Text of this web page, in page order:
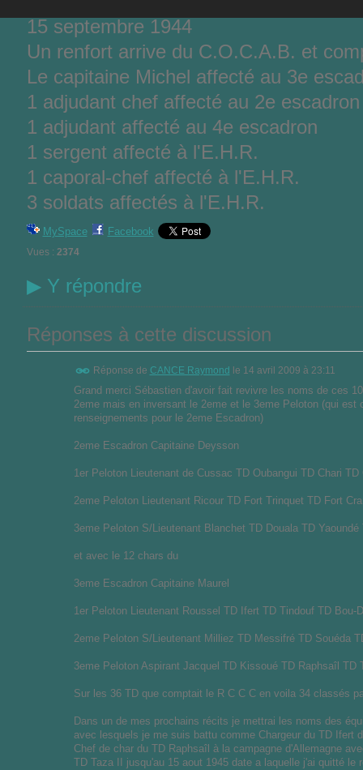
15 septembre 1944
Un renfort arrive du C.O.C.A.B. et
Le capitaine Michel affecté au 3e
1 adjudant chef affecté au 2e escadron
1 adjudant affecté au 4e escadron
1 sergent affecté à l'E.H.R.
1 caporal-chef affecté à l'E.H.R.
3 soldats affectés à l'E.H.R.
MySpace Facebook
Vues : 2374
▶Y répondre
Réponses à cette discussion
Réponse de CANCE Raymond le 14 avril 2009 à 23:11
Grand merci Sébastien d'avoir fait revivre les noms de ces
2eme mais en inversant le 2eme et le 3eme Peloton (qui
renseignements pour le 2eme Escadron)
2eme Escadron Capitaine Deysson
1er Peloton Lieutenant de Cussac TD Oubangui TD Chari TD
2eme Peloton Lieutenant Ricour TD Fort Trinquet TD Fort
3eme Peloton S/Lieutenant Blanchet TD Douala TD
et avec le 12 chars du
3eme Escadron Capitaine Maurel
1er Peloton Lieutenant Roussel TD Ifert TD Tindouf TD Bou-
2eme Peloton S/Lieutenant Milliez TD Messifré TD Souéda
3eme Peloton Aspirant Jacquel TD Kissoué TD Raphsaîl TD
Sur les 36 TD que comptait le R C C C en voila 34 classés
Dans un de mes prochains récits je mettrai les noms des
avec lesquels je me suis battu comme Chargeur du TD Ifert
Chef de char du TD Raphsaîl à la campagne d'Allemagne
TD Taza II jusqu'au 15 aout 1945 date a laquelle j'ai quitté le